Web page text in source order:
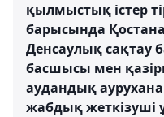
қылмыстық істер
барысында
Денсаулық сақтау
басшысы мен
аудандық
жабдық жеткізуші